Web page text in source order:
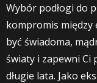
Wybór podłogi do
kompromis między
być świadoma,
światy i zapewni Ci
długie lata. Jako